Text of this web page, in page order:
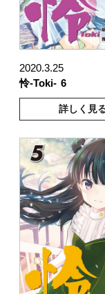
2020.3.25
怜-Toki- 6
詳しく見